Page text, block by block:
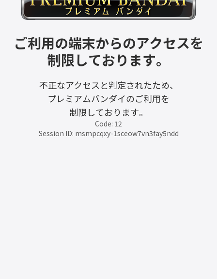
ご利用の端末からのアクセスを
制限しております。
不正なアクセスと判定されたため、
プレミアムバンダイのご利用を
制限しております。
Code: 12
Session ID: msmpcqxy-1sceow7vn3fay5ndd